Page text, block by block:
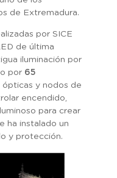
de Extremadura.
por SICE
de última
iluminación por
por 65
ópticas y nodos de
encendido,
para crear
ha instalado un
y protección.